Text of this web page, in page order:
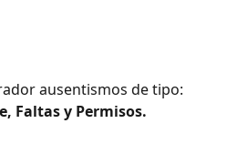
ausentismos de tipo:
Faltas y Permisos.